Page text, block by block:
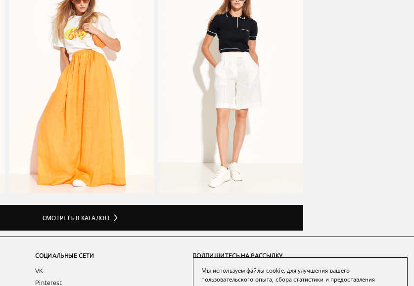
СМОТРЕТЬ В КАТАЛОГЕ
СОЦИАЛЬНЫЕ СЕТИ
VK
Pinterest
ПОДПИШИТЕСЬ НА РАССЫЛКУ
ПОДПИСАТЬСЯ
Мы используем файлы cookie, для улучшения вашего
пользовательского опыта, сбора статистики и предоставления